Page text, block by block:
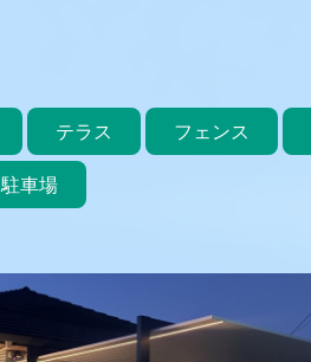
テラス フェンス
駐車場